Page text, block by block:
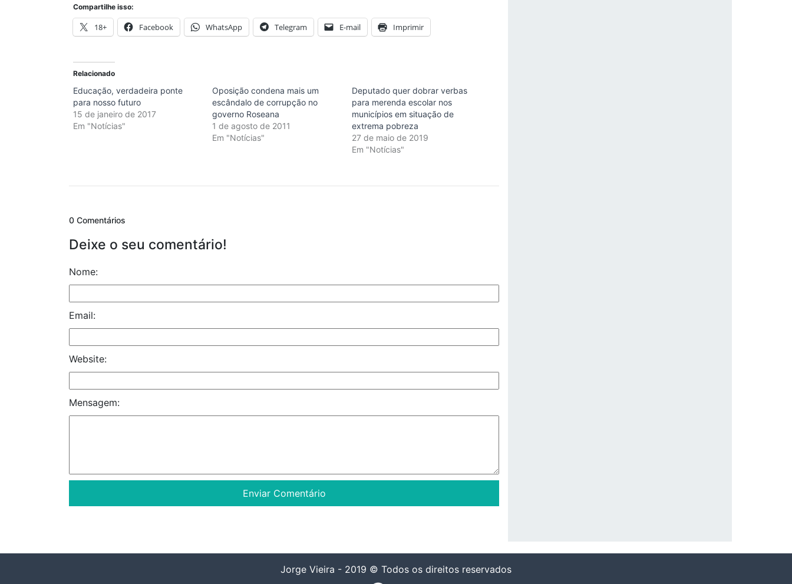
Compartilhe isso:
18+ Facebook WhatsApp Telegram E-mail Imprimir
Relacionado
Educação, verdadeira ponte
para nosso futuro
15 de janeiro de 2017
Em "Notícias"
Oposição condena mais um
escândalo de corrupção no
governo Roseana
1 de agosto de 2011
Em "Notícias"
Deputado quer dobrar verbas
para merenda escolar nos
municípios em situação de
extrema pobreza
27 de maio de 2019
Em "Notícias"
0 Comentários
Deixe o seu comentário!
Nome:
Email:
Website:
Mensagem:
Jorge Vieira - 2019 © Todos os direitos reservados